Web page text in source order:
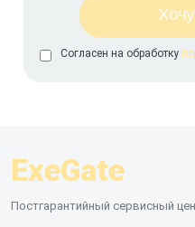
Согласен на обработку
ExeGate
Постгарантийный сервисный